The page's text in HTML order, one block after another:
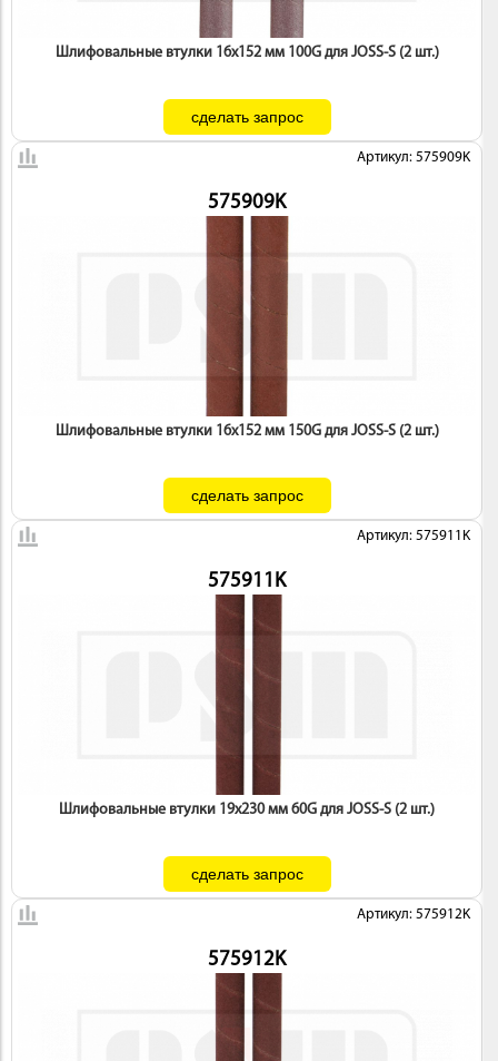
Шлифовальные втулки 16х152 мм 100G для JOSS-S (2 шт.)
Артикул: 575909K
575909K
Шлифовальные втулки 16х152 мм 150G для JOSS-S (2 шт.)
Артикул: 575911K
575911K
Шлифовальные втулки 19х230 мм 60G для JOSS-S (2 шт.)
Артикул: 575912K
575912K